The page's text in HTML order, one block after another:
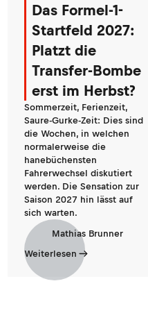
nicht ob,
sondern
am Start
steht
Das Formel-1-
Startfeld 2027:
Platzt die
Transfer-Bombe
erst im Herbst?
Sommerzeit, Ferienzeit,
Saure-Gurke-Zeit: Dies sind
die Wochen, in welchen
normalerweise die
hanebüchensten
Fahrerwechsel diskutiert
werden. Die Sensation zur
Saison 2027 hin lässt auf
sich warten.
Mathias Brunner
Weiterlesen